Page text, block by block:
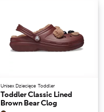
Unisex Dziecięce Toddler
Toddler Classic Lined
Brown Bear Clog